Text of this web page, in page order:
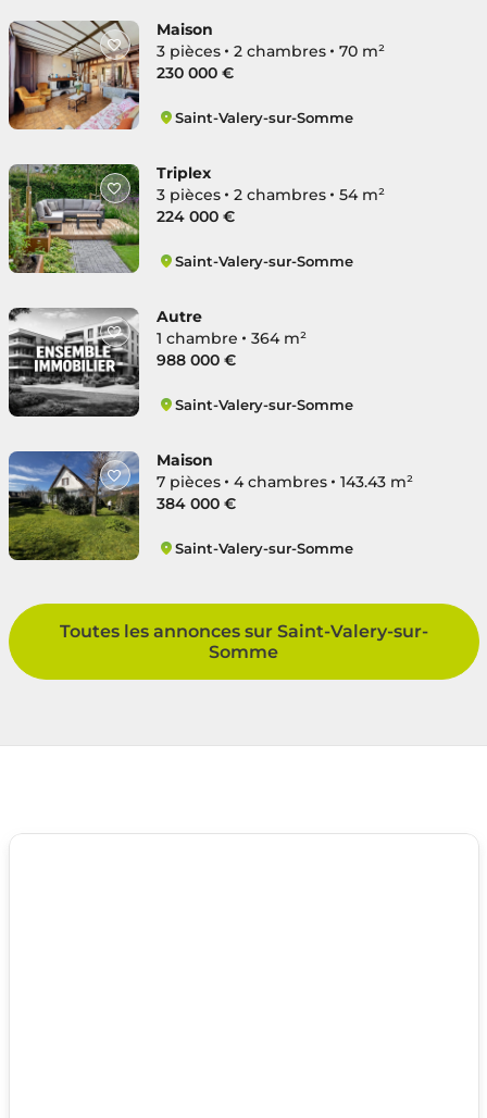
Maison
3 pièces
2 chambres
70 m²
230 000 €
Saint-Valery-sur-Somme
Triplex
3 pièces
2 chambres
54 m²
224 000 €
Saint-Valery-sur-Somme
Autre
1 chambre
364 m²
988 000 €
Saint-Valery-sur-Somme
Maison
7 pièces
4 chambres
143.43 m²
384 000 €
Saint-Valery-sur-Somme
Toutes les annonces sur Saint-Valery-sur-
Somme